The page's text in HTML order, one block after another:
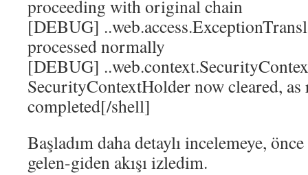
proceeding with original chain
[DEBUG]
processed normally
[DEBUG]
SecurityContextHolder now cleared, as
completed[/shell]
Başladım daha detaylı incelemeye,
gelen-giden akışı izledim.